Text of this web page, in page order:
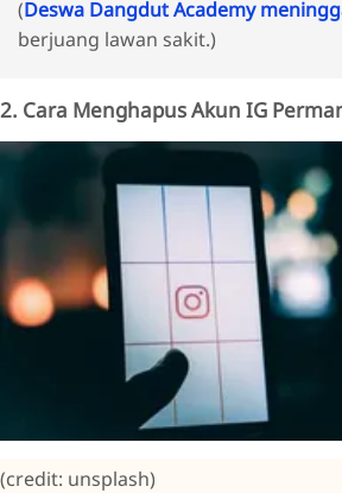
(Deswa Dangdut Academy
berjuang lawan sakit.)
2. Cara Menghapus Akun IG
(credit: unsplash)